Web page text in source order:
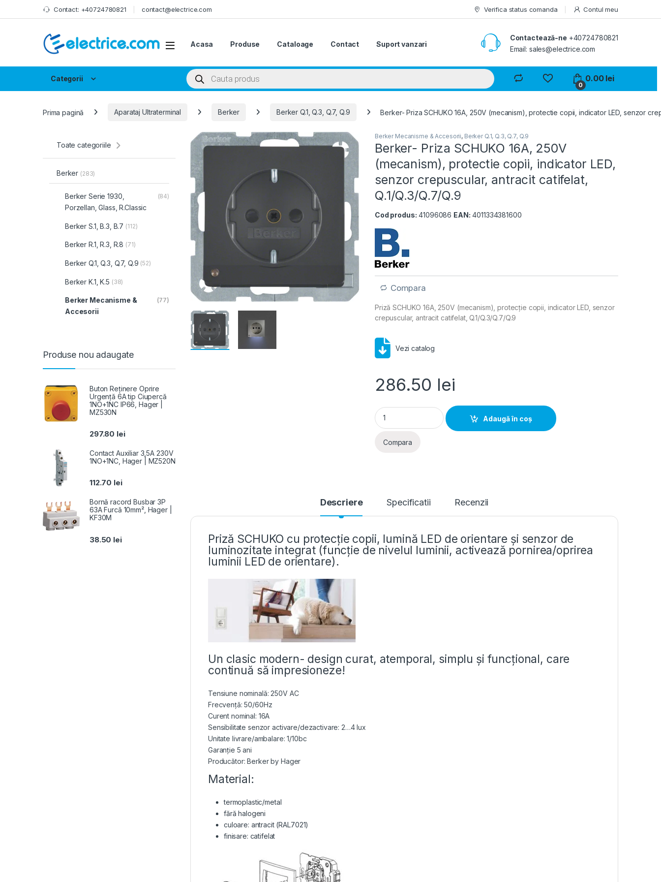
Skip to navigation
Skip to content Contact: +40724780821 contact@electrice.com Verifica status comanda Contul meu
Acasa Produse Cataloage Contact Suport vanzari
Contactează-ne +40724780821
Email: sales@electrice.com
Categorii
Products search
0
0.00 lei
Prima pagină Aparataj Ultraterminal Berker Berker Q.1, Q.3, Q.7, Q.9 Berker- Priza SCHUKO 16A, 250V (mecanism), protectie copii, indicator LED, senzor
Berker Mecanisme & Accesorii, Berker Q.1, Q.3, Q.7, Q.9
Berker- Priza SCHUKO 16A, 250V
(mecanism), protectie copii, indicator LED,
senzor crepuscular, antracit catifelat,
Q.1/Q.3/Q.7/Q.9
Cod produs: 41096086 EAN: 4011334381600
Compara
Priză SCHUKO 16A, 250V (mecanism), protecție copii, indicator LED, senzor
crepuscular, antracit catifelat, Q.1/Q.3/Q.7/Q.9
Vezi catalog
286.50 lei
Berker- Priza SCHUKO 16A, 250V (mecanism), protectie copii, indicator LED,
Adaugă în coș
Compara
Descriere Specificatii Recenzii
Priză SCHUKO cu protecție copii, lumină LED de orientare și senzor de
luminozitate integrat (funcție de nivelul luminii, activează pornirea/oprirea
luminii LED de orientare).
Un clasic modern- design curat, atemporal, simplu și funcțional, care
continuă să impresioneze!
Tensiune nominală: 250V AC
Frecvență: 50/60Hz
Curent nominal: 16A
Sensibilitate senzor activare/dezactivare: 2…4 lux
Unitate livrare/ambalare: 1/10bc
Garanție 5 ani
Producător: Berker by Hager
Material:
termoplastic/metal
fără halogeni
culoare: antracit (RAL7021)
finisare: catifelat
Toate categoriile
Berker (283)
Berker Serie 1930,
Porzellan, Glass, R.Classic
(84)
Berker S.1, B.3, B.7 (112)
Berker R.1, R.3, R.8 (71)
Berker Q.1, Q.3, Q.7, Q.9 (52)
Berker K.1, K.5 (38)
Berker Mecanisme &
Accesorii
(77)
Produse nou adaugate
Buton Reținere Oprire
Urgență 6A tip Ciupercă
1NO+1NC IP66, Hager |
MZ530N
297.80 lei
Contact Auxiliar 3,5A 230V
1NO+1NC, Hager | MZ520N
112.70 lei
Bornă racord Busbar 3P
63A Furcă 10mm², Hager |
KF30M
38.50 lei